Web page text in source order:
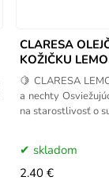
CLARESA
KOŽIČKU
🍋 CLARESA
a nechty
na starostlivosť o
skladom
2.40 €